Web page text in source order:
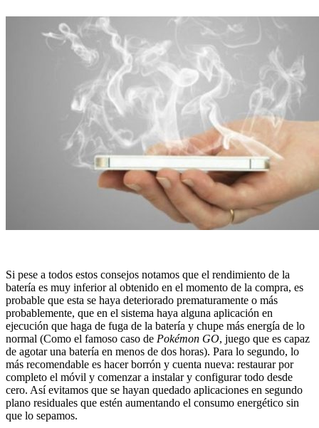
Si pese a todos estos consejos notamos que el rendimiento de la
batería es muy inferior al obtenido en el momento de la compra, es
probable que esta se haya deteriorado prematuramente o más
probablemente, que en el sistema haya alguna aplicación en
ejecución que haga de fuga de la batería y chupe más energía de lo
normal (Como el famoso caso de Pokémon GO, juego que es capaz
de agotar una batería en menos de dos horas). Para lo segundo, lo
más recomendable es hacer borrón y cuenta nueva: restaurar por
completo el móvil y comenzar a instalar y configurar todo desde
cero. Así evitamos que se hayan quedado aplicaciones en segundo
plano residuales que estén aumentando el consumo energético sin
que lo sepamos.